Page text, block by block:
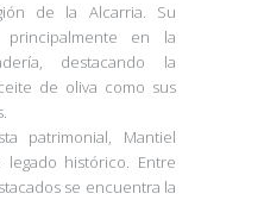
de la Alcarria. Su
principalmente en la
destacando la
de oliva como sus
patrimonial, Mantiel
histórico. Entre
se encuentra la